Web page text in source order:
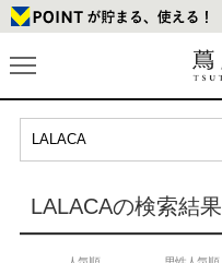
LALACAの検索結果